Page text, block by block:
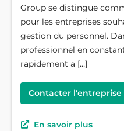
Group se distingue
pour les entreprises
gestion du personnel.
professionnel en
rapidement a […]
Contacter l'entreprise
En savoir plus